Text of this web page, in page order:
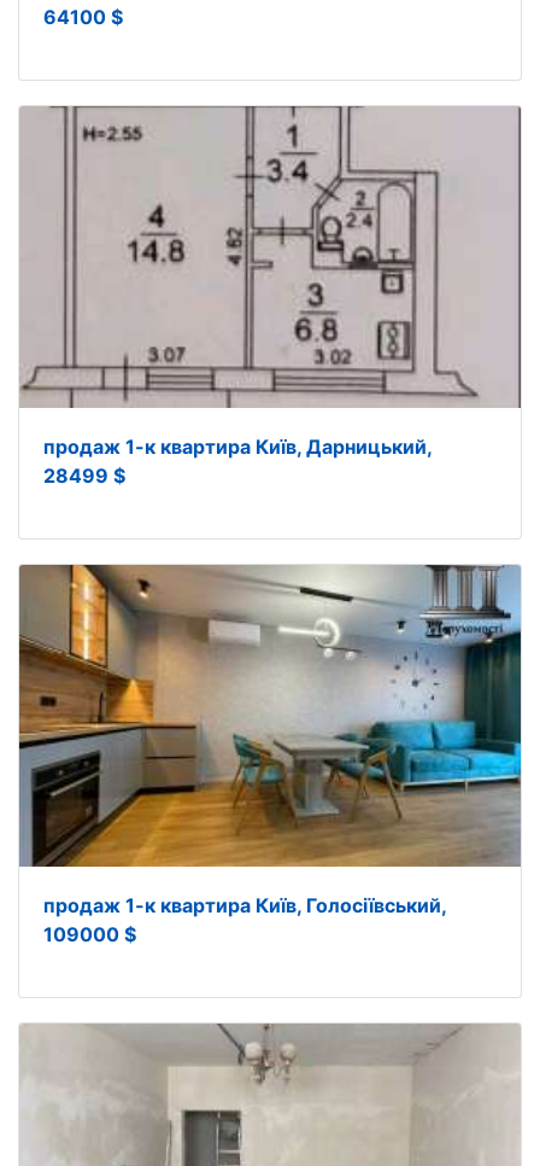
64100 $
продаж 1-к квартира Київ, Дарницький,
28499 $
продаж 1-к квартира Київ, Голосіївський,
109000 $